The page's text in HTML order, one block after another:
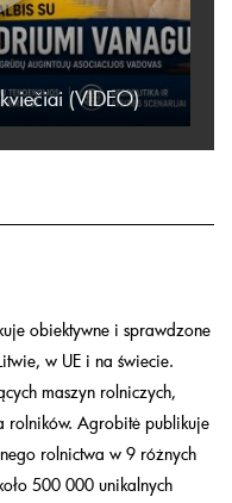
(VIDEO)
obiektywne i sprawdzone
w UE i na świecie.
maszyn rolniczych,
rolników. Agrobitė publikuje
rolnictwa w 9 różnych
500 000 unikalnych